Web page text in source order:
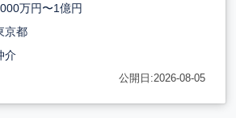
万円〜1億円
京都
介
公開日:2026-08-05